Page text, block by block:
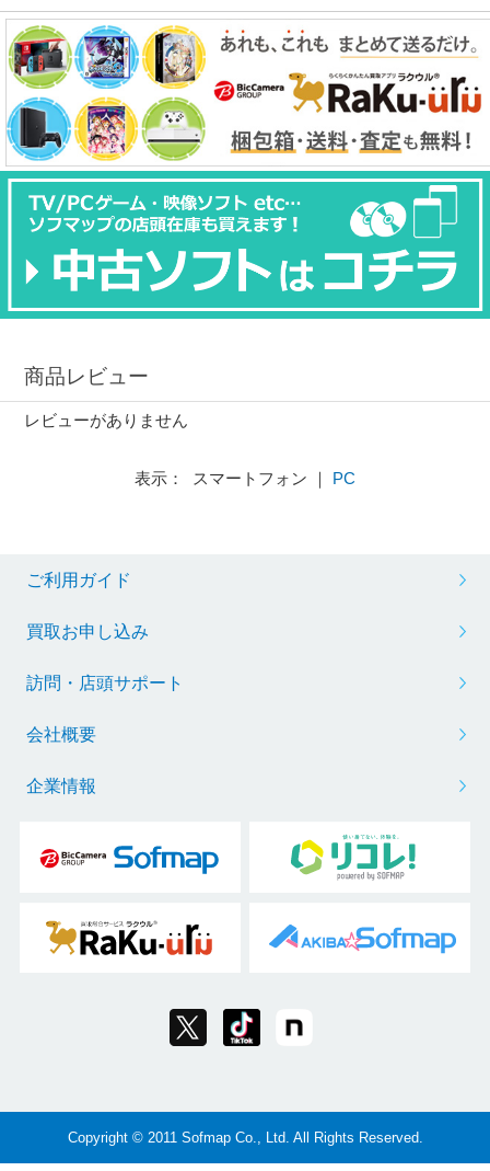
商品レビュー
レビューがありません
表示： スマートフォン ｜ PC
ご利用ガイド
買取お申し込み
訪問・店頭サポート
会社概要
企業情報
Copyright © 2011 Sofmap Co., Ltd. All Rights Reserved.